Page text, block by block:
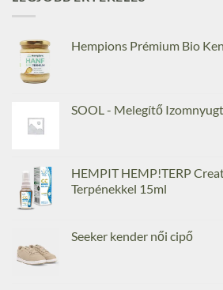
Hempions Prémium Bio
SOOL - Melegítő
HEMPIT HEMP!TERP
Terpénekkel 15ml
Seeker kender női cipő